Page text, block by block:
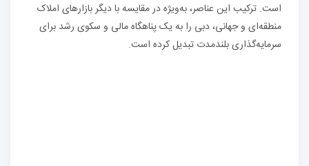
است. ترکیب این عناصر، به‌ویژه در مقایسه با دیگر بازارهای املاک
منطقه‌ای و جهانی، دبی را به یک پناهگاه مالی و سکوی رشد برای
سرمایه‌گذاری بلندمدت تبدیل کرده است.